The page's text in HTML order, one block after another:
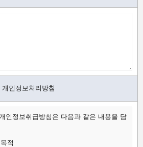
개인정보처리방침
인정보취급방침은 다음과 같은 내용을 담
적